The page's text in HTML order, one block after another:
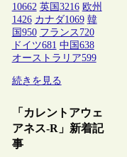
10662 英国 3216 欧州
1426 カナダ1069 韓
国 950 フランス 720
ドイツ681 中国 638
オーストラリア599
続きを見る
「カレントアウェ
アネス-R」新着記
事